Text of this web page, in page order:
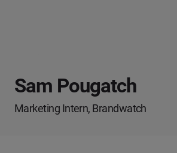
Sam Pougatch
Marketing Intern, Brandwatch